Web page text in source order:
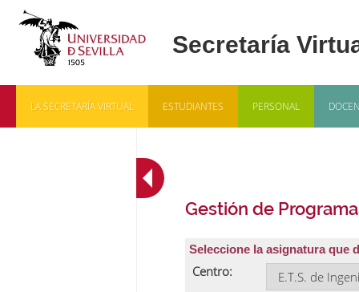
LA SECRETARÍA VIRTUAL ESTUDIANTES PERSONAL
Gestión de
Seleccione la asignatura que
Centro: